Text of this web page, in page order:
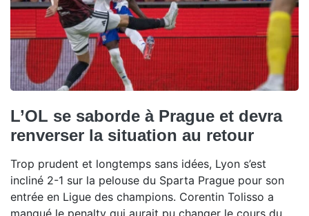
L’OL se saborde à Prague et devra
renverser la situation au retour
Trop prudent et longtemps sans idées, Lyon s’est
incliné 2-1 sur la pelouse du Sparta Prague pour son
entrée en Ligue des champions. Corentin Tolisso a
manqué le penalty qui aurait pu changer le cours du